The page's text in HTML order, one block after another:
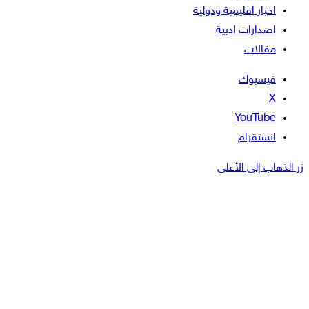
اخبار اقليمية ودولية
اصدارات ادبية
مقالات
فيسبوك
‫X
‫YouTube
انستقرام
زر الذهاب إلى الأعلى